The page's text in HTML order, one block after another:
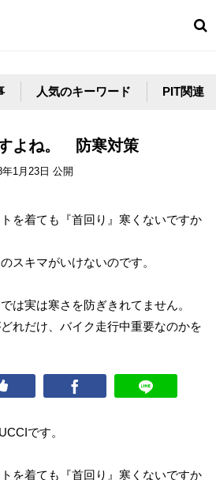
人気のキーワード PIT関連
すよね。 防寒対策
年1月23日 公開
を着ても『首回り』寒くないですか
スキマがいけないのです。
は実は寒さを防ぎきれてません。
れだけ、バイク走行中重要なのかを
です。
を着ても『首回り』寒くないですか